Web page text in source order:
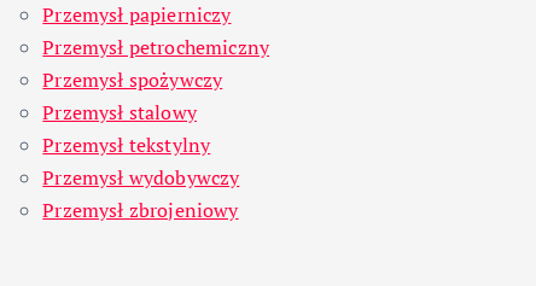
Przemysł papierniczy
Przemysł petrochemiczny
Przemysł spożywczy
Przemysł stalowy
Przemysł tekstylny
Przemysł wydobywczy
Przemysł zbrojeniowy